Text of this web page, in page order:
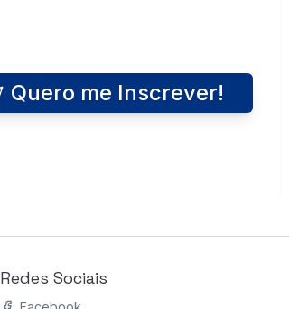
Quero me Inscrever!
Redes Sociais